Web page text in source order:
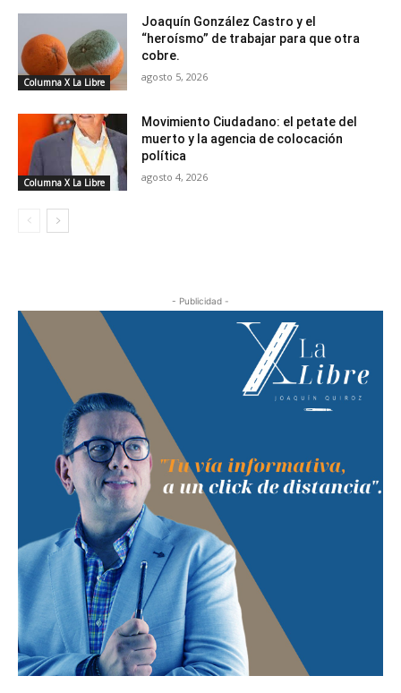
Columna X La Libre
Joaquín González Castro y el
“heroísmo” de trabajar para que otra
cobre.
agosto 5, 2026
Columna X La Libre
Movimiento Ciudadano: el petate del
muerto y la agencia de colocación
política
agosto 4, 2026
- Publicidad -